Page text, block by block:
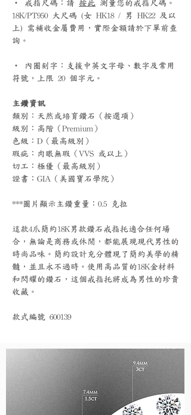
‧ 戒指尺碼：請 按此 測量您的戒指尺碼。
18K/PT950 大尺碼 (女 HK18 / 男 HK22 及以
上) 需補收金屬費用，實際金額請於下單前查
詢。
‧ 內圈刻字：支援中英文字母、數字及常用
符號，上限 20 個字元。
主鑽資訊
類別：天然或培育鑽石（按選項）
級別：高階（Premium）
色級：D（最高級別）
瑕疵：肉眼無瑕（VVS 或以上）
切工：極優（最高級別）
證書：GIA（美國寶石學院）
***圖片顯示主鑽重量：0.5 克拉
這款4爪簡約18K男款鑽石戒指托適合任何場
合，無論是商務或休閒，都能展現現代男性的
時尚品味。簡約設計充分體現了簡約美學的精
髓，並且永不過時。使用高品質的18K金材料
和閃耀的鑽石，這個戒指托將成為男性的珍貴
收藏。
款式編號 600139